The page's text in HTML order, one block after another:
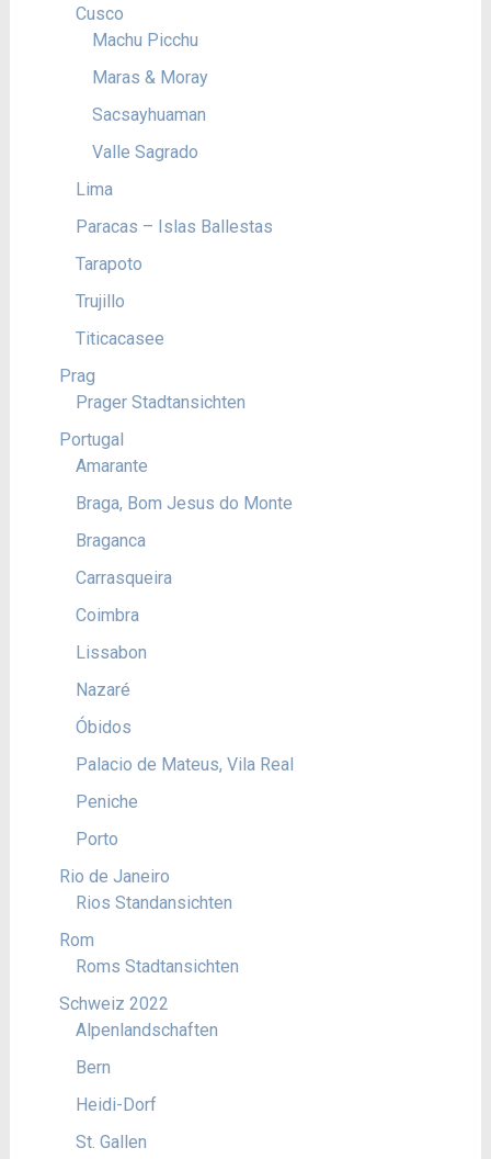
Cusco
Machu Picchu
Maras & Moray
Sacsayhuaman
Valle Sagrado
Lima
Paracas – Islas Ballestas
Tarapoto
Trujillo
Titicacasee
Prag
Prager Stadtansichten
Portugal
Amarante
Braga, Bom Jesus do Monte
Braganca
Carrasqueira
Coimbra
Lissabon
Nazaré
Óbidos
Palacio de Mateus, Vila Real
Peniche
Porto
Rio de Janeiro
Rios Standansichten
Rom
Roms Stadtansichten
Schweiz 2022
Alpenlandschaften
Bern
Heidi-Dorf
St. Gallen